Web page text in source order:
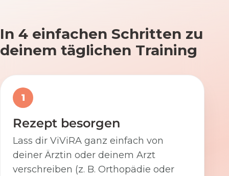
In 4 einfachen Schritten zu
deinem täglichen Training
1
Rezept besorgen
Lass dir ViViRA ganz einfach von
deiner Ärztin oder deinem Arzt
verschreiben (z. B. Orthopädie oder